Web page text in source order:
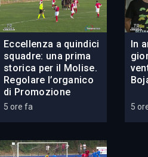
Eccellenza a quindici
squadre: una prima
storica per il Molise.
Regolare l’organico
di Promozione
5 ore fa
In
5